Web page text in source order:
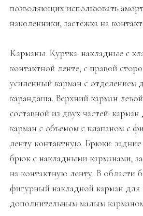
позволяющих использовать
наколенники, застёжка на
Карманы. Куртка: накладные с
контактной ленте, с правой
усиленный карман с отделением
карандаша. Верхний карман
составной из двух частей:
карман с объемом с клапаном с
ленту контактную. Брюки:
брюк с накладными карманами,
на контактную ленту. В области
фигурный накладной карман для
дополнительным малым